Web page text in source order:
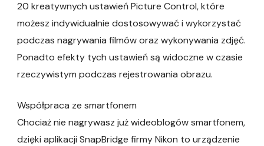
20 kreatywnych ustawień Picture Control, które
możesz indywidualnie dostosowywać i wykorzystać
podczas nagrywania filmów oraz wykonywania zdjęć.
Ponadto efekty tych ustawień są widoczne w czasie
rzeczywistym podczas rejestrowania obrazu.
Współpraca ze smartfonem
Chociaż nie nagrywasz już wideoblogów smartfonem,
dzięki aplikacji SnapBridge firmy Nikon to urządzenie